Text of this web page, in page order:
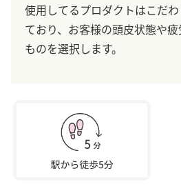
使用してるプロダクトはこだ
ており、お客様の頭皮状態や
ものを選択します。